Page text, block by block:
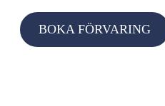
BOKA FÖRVARING